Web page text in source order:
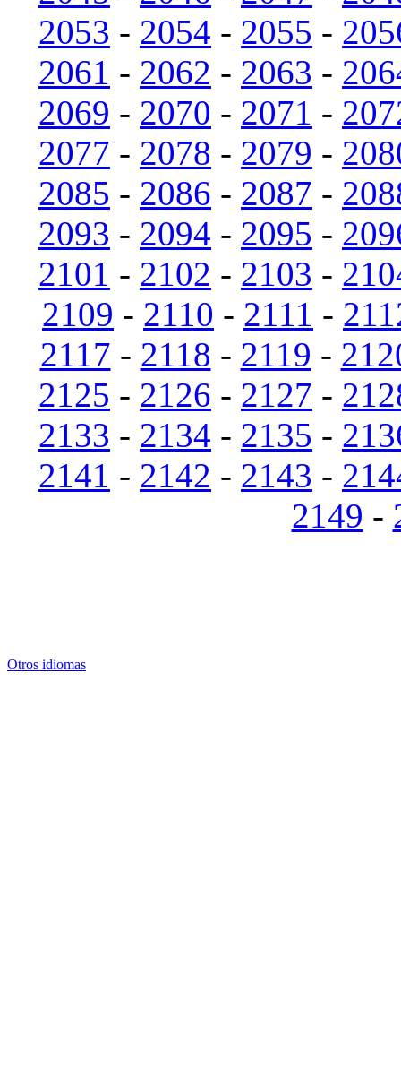
2053 - 2054 - 2055 -
2061 - 2062 - 2063 -
2069 - 2070 - 2071 -
2077 - 2078 - 2079 -
2085 - 2086 - 2087 -
2093 - 2094 - 2095 -
2101 - 2102 - 2103 -
2109 - 2110 - 2111 -
2117 - 2118 - 2119 -
2125 - 2126 - 2127 -
2133 - 2134 - 2135 -
2141 - 2142 - 2143 -
2149 -
Otros idiomas